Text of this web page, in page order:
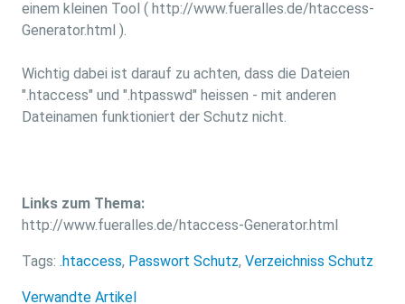
einem kleinen Tool ( http://www.fueralles.de/htaccess-
Generator.html ).
Wichtig dabei ist darauf zu achten, dass die Dateien
".htaccess" und ".htpasswd" heissen - mit anderen
Dateinamen funktioniert der Schutz nicht.
Links zum Thema:
http://www.fueralles.de/htaccess-Generator.html
Tags: .htaccess, Passwort Schutz, Verzeichniss Schutz
Verwandte Artikel